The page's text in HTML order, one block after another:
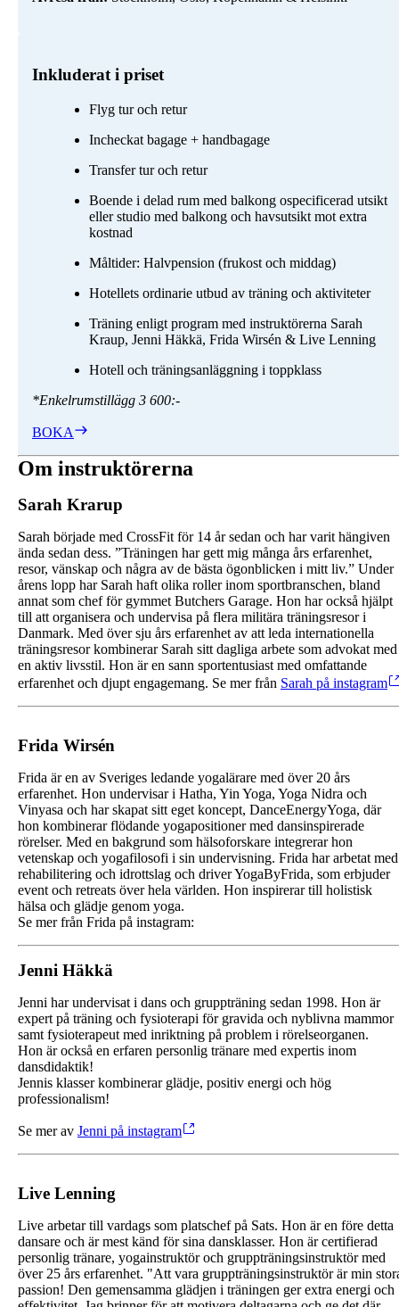
Inkluderat i priset
Flyg tur och retur
Incheckat bagage + handbagage
Transfer tur och retur
Boende i delad rum med balkong ospecificerad utsikt
eller studio med balkong och havsutsikt mot extra
kostnad
Måltider: Halvpension (frukost och middag)
Hotellets ordinarie utbud av träning och aktiviteter
Träning enligt program med instruktörerna Sarah
Kraup, Jenni Häkkä, Frida Wirsén & Live Lenning
Hotell och träningsanläggning i toppklass
*Enkelrumstillägg 3 600:-
BOKA
Om instruktörerna
Sarah Krarup
Sarah började med CrossFit för 14 år sedan och har varit hängiven
ända sedan dess. ”Träningen har gett mig många års erfarenhet,
resor, vänskap och några av de bästa ögonblicken i mitt liv.” Under
årens lopp har Sarah haft olika roller inom sportbranschen, bland
annat som chef för gymmet Butchers Garage. Hon har också hjälpt
till att organisera och undervisa på flera militära träningsresor i
Danmark. Med över sju års erfarenhet av att leda internationella
träningsresor kombinerar Sarah sitt dagliga arbete som advokat med
en aktiv livsstil. Hon är en sann sportentusiast med omfattande
erfarenhet och djupt engagemang. Se mer från Sarah på instagram
Frida Wirsén
Frida är en av Sveriges ledande yogalärare med över 20 års
erfarenhet. Hon undervisar i Hatha, Yin Yoga, Yoga Nidra och
Vinyasa och har skapat sitt eget koncept, DanceEnergyYoga, där
hon kombinerar flödande yogapositioner med dansinspirerade
rörelser. Med en bakgrund som hälsoforskare integrerar hon
vetenskap och yogafilosofi i sin undervisning. Frida har arbetat med
rehabilitering och idrottslag och driver YogaByFrida, som erbjuder
event och retreats över hela världen. Hon inspirerar till holistisk
hälsa och glädje genom yoga.
Se mer från Frida på instagram:
Jenni Häkkä
Jenni har undervisat i dans och gruppträning sedan 1998. Hon är
expert på träning och fysioterapi för gravida och nyblivna mammor
samt fysioterapeut med inriktning på problem i rörelseorganen.
Hon är också en erfaren personlig tränare med expertis inom
dansdidaktik!
Jennis klasser kombinerar glädje, positiv energi och hög
professionalism!
Se mer av Jenni på instagram
Live Lenning
Live arbetar till vardags som platschef på Sats. Hon är en före detta
dansare och är mest känd för sina dansklasser. Hon är certifierad
personlig tränare, yogainstruktör och gruppträningsinstruktör med
över 25 års erfarenhet. "Att vara gruppträningsinstruktör är min
passion! Den gemensamma glädjen i träningen ger extra energi och